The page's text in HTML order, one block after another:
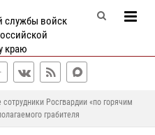
службы войск
краю
Росгвардии «по горячим
грабителя